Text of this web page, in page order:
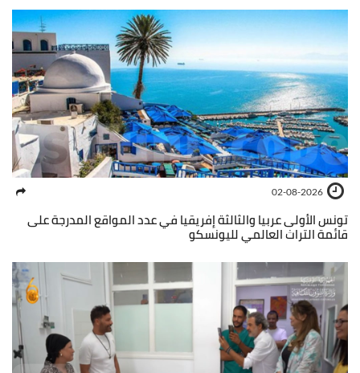
02-08-2026
تونس الأولى عربيا والثالثة إفريقيا في عدد المواقع المدرجة على
قائمة التراث العالمي لليونسكو